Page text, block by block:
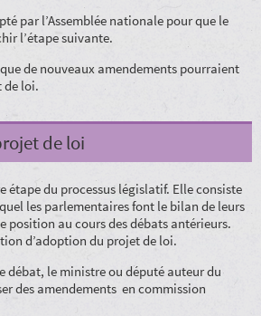
par l’Assemblée nationale pour que le
l’étape suivante.
de nouveaux amendements pourraient
de loi.
de loi
étape du processus législatif. Elle consiste
les parlementaires font le bilan de leurs
position au cours des débats antérieurs.
d’adoption du projet de loi.
débat, le ministre ou député auteur du
des amendements en commission